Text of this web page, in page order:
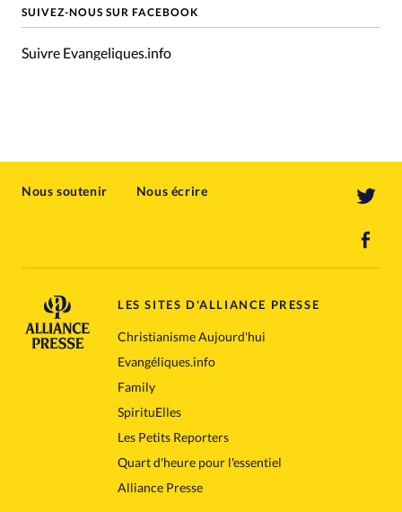
SUIVEZ-NOUS SUR FACEBOOK
Suivre Evangeliques.info
Nous soutenir Nous écrire
LES SITES D'ALLIANCE PRESSE
Christianisme Aujourd'hui
Evangéliques.info
Family
SpirituElles
Les Petits Reporters
Quart d'heure pour l'essentiel
Alliance Presse